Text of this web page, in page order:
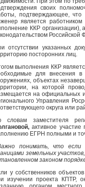
своих
подтверждающее, что
является
ККР организации),
Российской
отсутствии указанных
посторонних лиц.
выполнения ККР
для внесения в
объектах
на которой
на официальных
Управления
округа или
словам заместителя
активное
ЕГРН полными и
понимать, что
земельных
законом
у собственников
изучении проекта КПТР,